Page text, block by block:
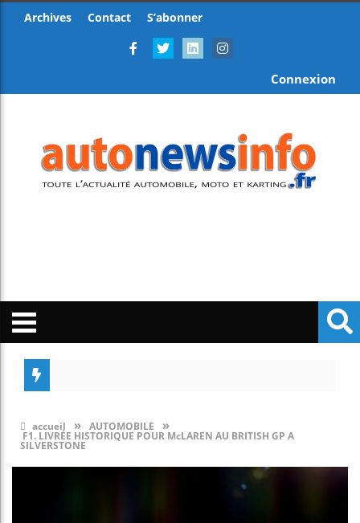
Archives Contact S’abonner
Connexion
accueil » AUTOMOBILE »
F1. LIVRÉE HISTORIQUE POUR McLAREN AU BRITISH GP A
SILVERSTONE